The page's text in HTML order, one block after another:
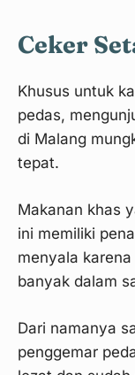
Ceker
Khusus untuk
pedas,
di Malang
tepat.
Makanan khas
ini memiliki
menyala
banyak dalam
Dari namanya
penggemar